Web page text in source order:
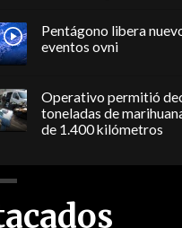
Pentágono libera
eventos ovni
Operativo permitió
toneladas de
de 1.400 kilómetros